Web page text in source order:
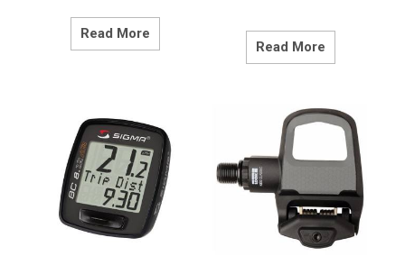
Read More
Read More